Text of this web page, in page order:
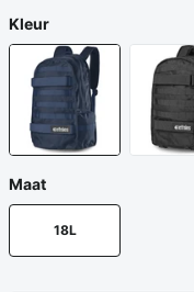
Kleur
Maat
18L